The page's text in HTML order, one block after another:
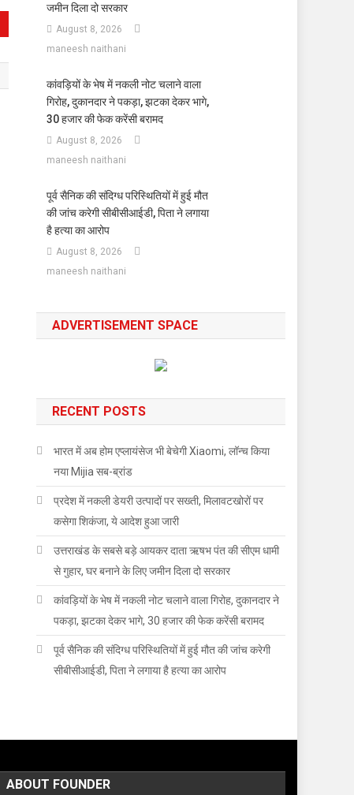
जमीन दिला दो सरकार
August 8, 2026
maneesh naithani
कांवड़ियों के भेष में नकली नोट चलाने वाला
गिरोह, दुकानदार ने पकड़ा, झटका देकर भागे,
30 हजार की फेक करेंसी बरामद
August 8, 2026
maneesh naithani
पूर्व सैनिक की संदिग्ध परिस्थितियों में हुई मौत
की जांच करेगी सीबीसीआईडी, पिता ने लगाया
है हत्या का आरोप
August 8, 2026
maneesh naithani
ADVERTISEMENT SPACE
RECENT POSTS
भारत में अब होम एप्लायंसेज भी बेचेगी Xiaomi, लॉन्च किया
नया Mijia सब-ब्रांड
प्रदेश में नकली डेयरी उत्पादों पर सख्ती, मिलावटखोरों पर
कसेगा शिकंजा, ये आदेश हुआ जारी
उत्तराखंड के सबसे बड़े आयकर दाता ऋषभ पंत की सीएम धामी
से गुहार, घर बनाने के लिए जमीन दिला दो सरकार
कांवड़ियों के भेष में नकली नोट चलाने वाला गिरोह, दुकानदार ने
पकड़ा, झटका देकर भागे, 30 हजार की फेक करेंसी बरामद
पूर्व सैनिक की संदिग्ध परिस्थितियों में हुई मौत की जांच करेगी
सीबीसीआईडी, पिता ने लगाया है हत्या का आरोप
ABOUT FOUNDER